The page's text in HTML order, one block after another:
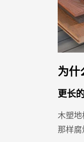
为什
更长
木塑
那样腐